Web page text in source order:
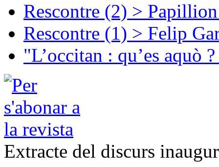
Rescontre (2) >
Rescontre (1) > Felip
"L’occitan : qu’es aquò
Extracte del discurs